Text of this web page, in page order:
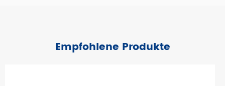
Empfohlene Produkte